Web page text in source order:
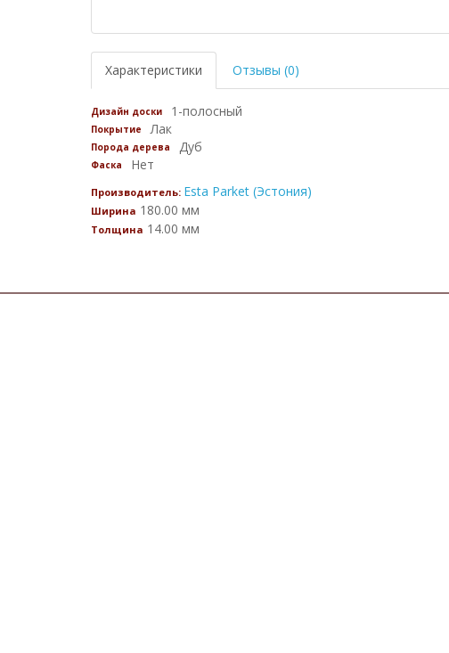
Характеристики Отзывы (0)
Дизайн доски 1-полосный
Покрытие Лак
Порода дерева Дуб
Фаска Нет
Производитель: Esta Parket (Эстония)
Ширина 180.00 мм
Толщина 14.00 мм